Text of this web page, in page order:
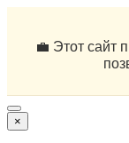
💼 Этот сайт
×